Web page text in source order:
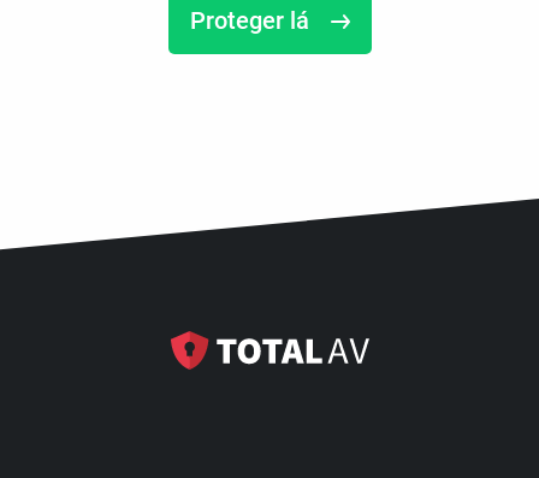
Proteger lá